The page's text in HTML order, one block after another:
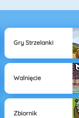
Gry Strzelanki
Walnięcie
Zbiornik